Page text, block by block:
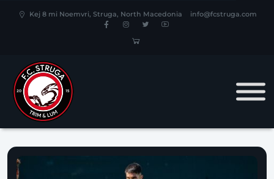
Kej 8 mi Noemvri, Struga, North Macedonia info@fcstruga.com